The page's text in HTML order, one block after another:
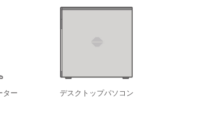
ター デスクトップパソコン